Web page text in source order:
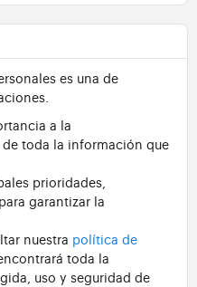
es una de
a la
toda la información que
prioridades,
garantizar la
nuestra política de
toda la
uso y seguridad de